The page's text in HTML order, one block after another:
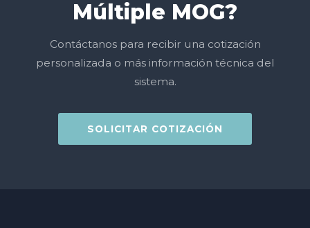
Múltiple MOG?
Contáctanos para recibir una cotización
personalizada o más información técnica del
sistema.
SOLICITAR COTIZACIÓN